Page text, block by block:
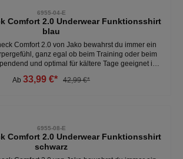
verhindert werden. - atmungsaktiv-
100% Polyester- enganliegend - sehr weich -
dich warm Weitere Herren Funktionsshirts unter:
Unterwäsche- Funktionsunterwäsche
6955-04-E
Comfort 2.0 Underwear Funktionsshirt
blau
Comfort 2.0 von Jako bewahrst du immer ein
ganz egal ob beim Training oder beim
und optimal für kältere Tage geeignet ist
transportieren die Feuchtigkeit unmittelbar an die
Ab 33,99 €* 42,99 €*
6955-08-E
Comfort 2.0 Underwear Funktionsshirt
schwarz